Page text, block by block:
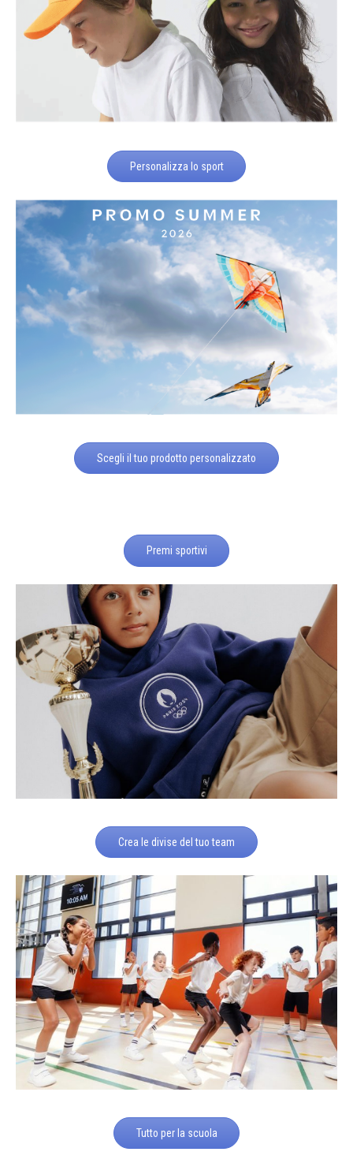
Personalizza lo sport
Scegli il tuo prodotto personalizzato
Premi sportivi
Crea le divise del tuo team
Tutto per la scuola